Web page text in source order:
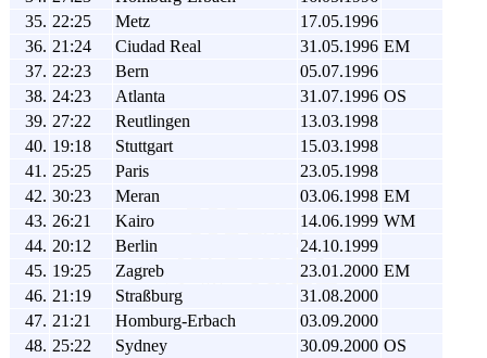
35. 22:25 Metz
17.05.1996
36. 21:24 Ciudad Real 31.05.1996 EM
37. 22:23 Bern
05.07.1996
38. 24:23 Atlanta 31.07.1996 OS
39. 27:22 Reutlingen
13.03.1998
40. 19:18 Stuttgart
15.03.1998
41. 25:25 Paris
23.05.1998
42. 30:23 Meran 03.06.1998 EM
43. 26:21 Kairo 14.06.1999 WM
44. 20:12 Berlin
24.10.1999
45. 19:25 Zagreb 23.01.2000 EM
46. 21:19 Straßburg
31.08.2000
47. 21:21 Homburg-Erbach
03.09.2000
48. 25:22 Sydney 30.09.2000 OS